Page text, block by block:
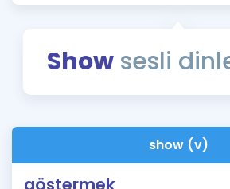
Sözlük
Showsesli
show (v)